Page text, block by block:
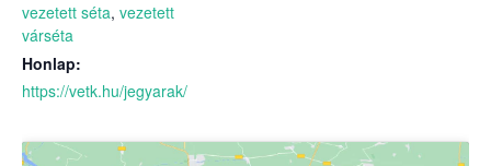
vezetett séta, vezetett
várséta
Honlap:
https://vetk.hu/jegyarak/